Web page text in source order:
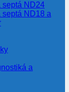
septá ND24
septá ND18 a
a